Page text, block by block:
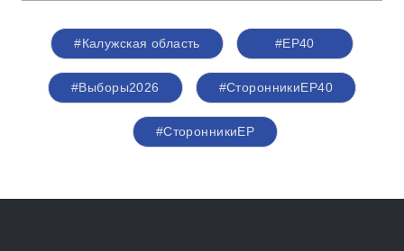
#Калужская область #ЕР40
#Выборы2026 #СторонникиЕР40
#СторонникиЕР